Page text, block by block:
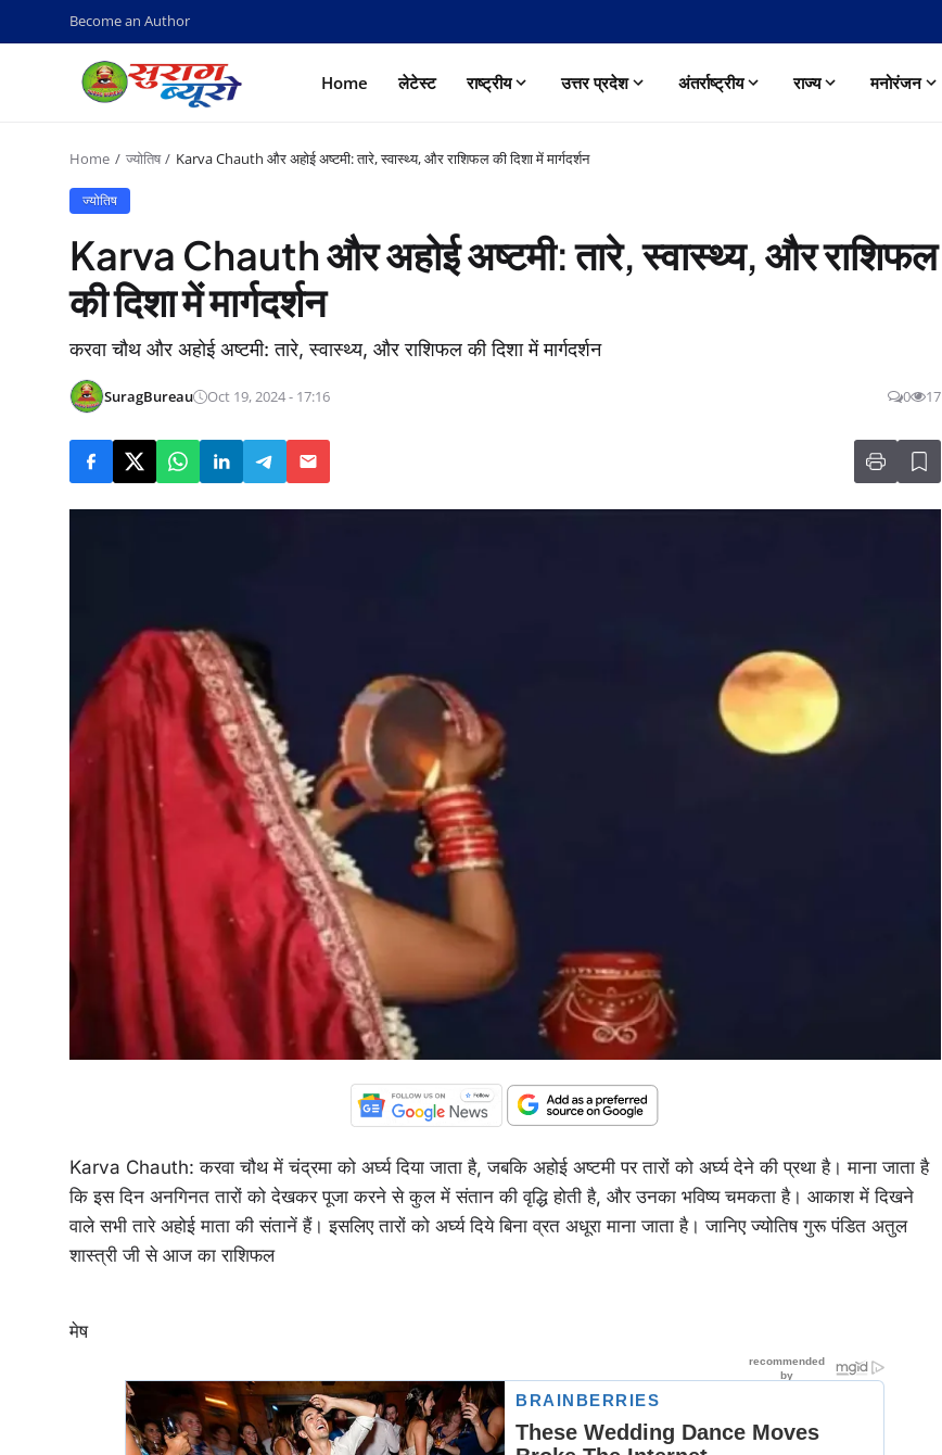
Become an Author
Home लेटेस्ट राष्ट्रीय उत्तर प्रदेश अंतर्राष्ट्रीय राज्य मनोरंजन
Home ज्योतिष Karva Chauth और अहोई अष्टमी: तारे, स्वास्थ्य, और राशिफल की दिशा में मार्गदर्शन
ज्योतिष
Karva Chauth और अहोई अष्टमी: तारे, स्वास्थ्य, और राशिफल
की दिशा में मार्गदर्शन
करवा चौथ और अहोई अष्टमी: तारे, स्वास्थ्य, और राशिफल की दिशा में मार्गदर्शन
SuragBureau Oct 19, 2024 - 17:16 0 17
Karva Chauth: करवा चौथ में चंद्रमा को अर्घ्य दिया जाता है, जबकि अहोई अष्टमी पर तारों को अर्घ्य देने की प्रथा है। माना जाता है
कि इस दिन अनगिनत तारों को देखकर पूजा करने से कुल में संतान की वृद्धि होती है, और उनका भविष्य चमकता है। आकाश में दिखने
वाले सभी तारे अहोई माता की संतानें हैं। इसलिए तारों को अर्घ्य दिये बिना व्रत अधूरा माना जाता है। जानिए ज्योतिष गुरू पंडित अतुल
शास्त्री जी से आज का राशिफल
मेष